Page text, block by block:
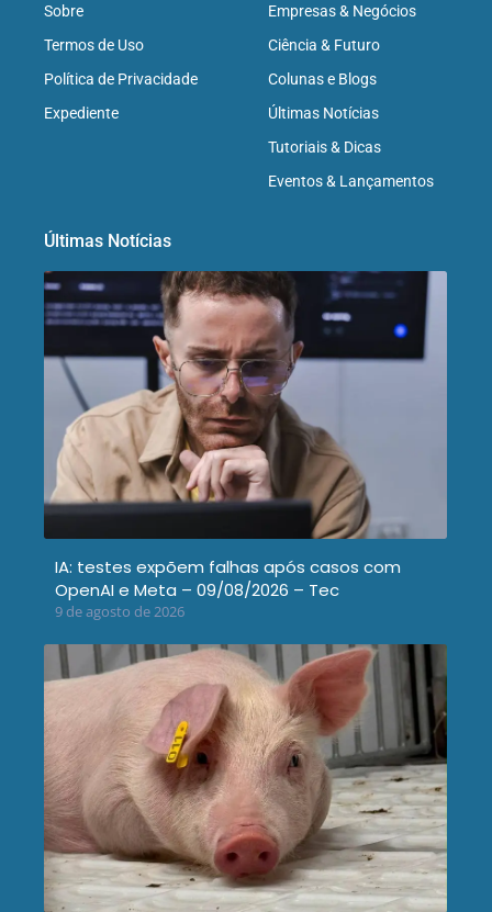
Sobre
Termos de Uso
Política de Privacidade
Expediente
Empresas & Negócios
Ciência & Futuro
Colunas e Blogs
Últimas Notícias
Tutoriais & Dicas
Eventos & Lançamentos
Últimas Notícias
IA: testes expõem falhas após casos com
OpenAI e Meta – 09/08/2026 – Tec
9 de agosto de 2026